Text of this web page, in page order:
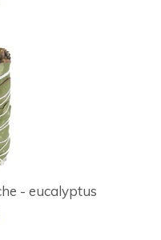
- eucalyptus